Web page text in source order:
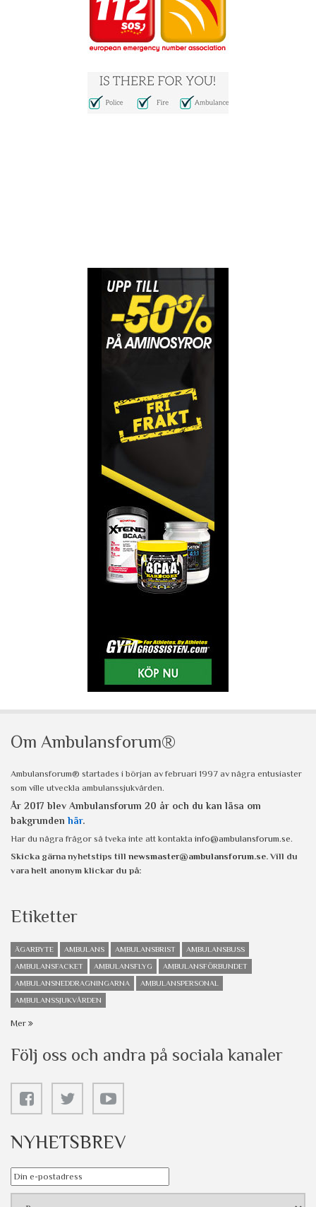
Om Ambulansforum®
Ambulansforum® startades i början av februari 1997 av några entusiaster
som ville utveckla ambulanssjukvården.
År 2017 blev Ambulansforum 20 år och du kan läsa om
bakgrunden här.
Har du några frågor så tveka inte att kontakta info@ambulansforum.se.
Skicka gärna nyhetstips till newsmaster@ambulansforum.se. Vill du
vara helt anonym klickar du på:
Etiketter
ÄGARBYTE AMBULANS AMBULANSBRIST
AMBULANSBUSS
AMBULANSFACKET
AMBULANSFLYG
AMBULANSFÖRBUNDET
AMBULANSNEDDRAGNINGARNA
AMBULANSPERSONAL
AMBULANSSJUKVÅRDEN
Mer
Följ oss och andra på sociala kanaler
NYHETSBREV